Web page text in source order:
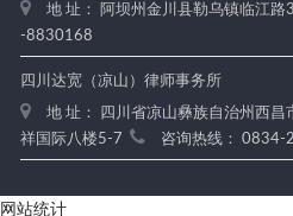
地 址： 阿坝州金川县勒乌镇临江
-8830168
四川达宽（凉山）律师事务所
地 址： 四川省凉山彝族自治州西昌
祥国际八楼5-7
咨询热线： 0834-
网站统计